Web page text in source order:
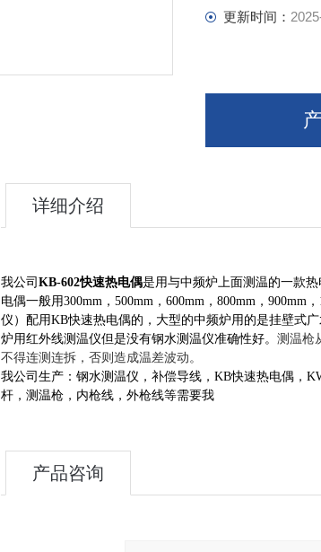
更新时间：
详细介绍
我公司 KB-602快速热电偶是用与中频炉上面测温的一款
电偶一般用300mm ， 500mm ， 600mm ， 800mm ， 900mm ，
仪）配用KB快速热电偶的，大型的中频炉用的是挂壁式
炉用红外线测温仪但是没有钢水测温仪准确性好。 测温枪
不得连测连拆，否则造成温差波动。
我公司生产：钢水测温仪，补偿导线， KB快速热电偶，
杆，测温枪，内枪线，外枪线等需要我
产品咨询